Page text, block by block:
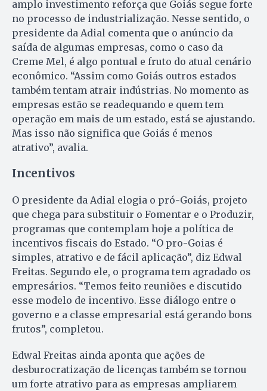
amplo investimento reforça que Goiás segue forte
no processo de industrialização. Nesse sentido, o
presidente da Adial comenta que o anúncio da
saída de algumas empresas, como o caso da
Creme Mel, é algo pontual e fruto do atual cenário
econômico. “Assim como Goiás outros estados
também tentam atrair indústrias. No momento as
empresas estão se readequando e quem tem
operação em mais de um estado, está se ajustando.
Mas isso não significa que Goiás é menos
atrativo”, avalia.
Incentivos
O presidente da Adial elogia o pró-Goiás, projeto
que chega para substituir o Fomentar e o Produzir,
programas que contemplam hoje a política de
incentivos fiscais do Estado. “O pro-Goias é
simples, atrativo e de fácil aplicação”, diz Edwal
Freitas. Segundo ele, o programa tem agradado os
empresários. “Temos feito reuniões e discutido
esse modelo de incentivo. Esse diálogo entre o
governo e a classe empresarial está gerando bons
frutos”, completou.
Edwal Freitas ainda aponta que ações de
desburocratização de licenças também se tornou
um forte atrativo para as empresas ampliarem